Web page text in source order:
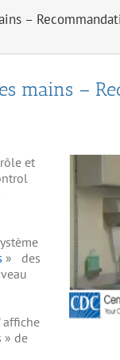
–
mains –
et
» des
affiche
» de